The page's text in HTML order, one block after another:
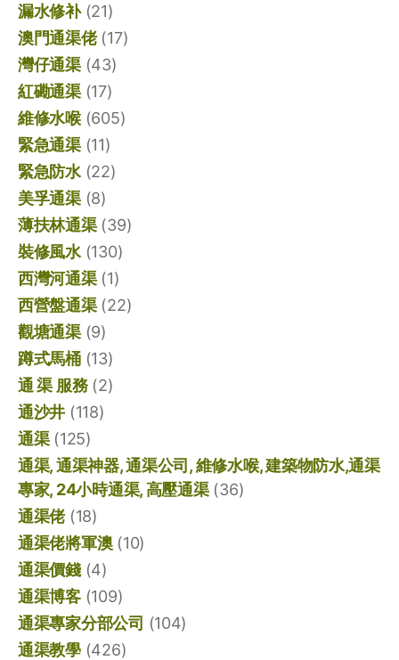
漏水修补(21)
澳門通渠佬(17)
灣仔通渠(43)
紅磡通渠(17)
維修水喉(605)
緊急通渠(11)
緊急防水(22)
美孚通渠(8)
薄扶林通渠(39)
裝修風水(130)
西灣河通渠(1)
西營盤通渠(22)
觀塘通渠(9)
蹲式馬桶(13)
通 渠 服務(2)
通沙井 (118)
通渠(125)
通渠, 通渠神器, 通渠公司, 維修水喉, 建築物防水,通渠
專家, 24小時通渠, 高壓通渠(36)
通渠佬(18)
通渠佬將軍澳(10)
通渠價錢(4)
通渠博客(109)
通渠專家分部公司 (104)
通渠教學(426)